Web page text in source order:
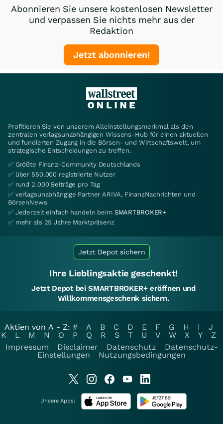
Abonnieren Sie unsere kostenlosen Newsletter
und verpassen Sie nichts mehr aus der
Redaktion
Jetzt abonnieren!
Profitieren Sie von unserem Alleinstellungsmerkmal als den
zentralen verlagsunabhängigen Wissens-Hub für einen aktuellen
und fundierten Zugang in die Börsen- und Wirtschaftswelt, um
strategische Entscheidungen zu treffen.
✅ Größte Finanz-Community Deutschlands
✅ über 550.000 registrierte Nutzer
✅ rund 2.000 Beiträge pro Tag
✅ verlagsunabhängige Partner ARIVA, FinanzNachrichten und
BörsenNews
✅ Jederzeit einfach handeln beim SMARTBROKER+
✅ mehr als 25 Jahre Marktpräsenz
Jetzt Depot sichern
Ihre Lieblingsaktie geschenkt!
Jetzt Depot bei SMARTBROKER+ eröffnen und
Willkommensgeschenk sichern.
Aktien von A - Z: # A B C D E F G H I
J
K
L M N O P Q R S T U V W X Y
Z
Impressum
Disclaimer Datenschutz
Datenschutz-
Einstellungen
Nutzungsbedingungen
Unsere Apps: